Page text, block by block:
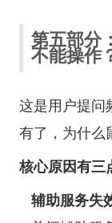
第五部分
不能操作
这是用户提问
有了，为什么
核心原因有三
辅助服务失